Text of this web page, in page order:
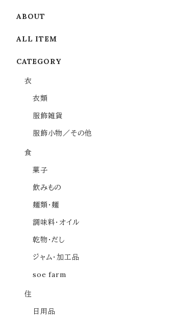
ABOUT
ALL ITEM
CATEGORY
衣
衣類
服飾雑貨
服飾小物／その他
食
菓子
飲みもの
麺類・麺
調味料・オイル
乾物・だし
ジャム・加工品
soe farm
住
日用品